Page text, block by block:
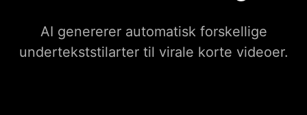
AI genererer automatisk forskellige
undertekststilarter til virale korte videoer.